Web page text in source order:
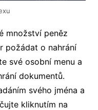
množství peněz
požádat o nahrání
své osobní menu a
dokumentů.
svého jména a
kliknutím na